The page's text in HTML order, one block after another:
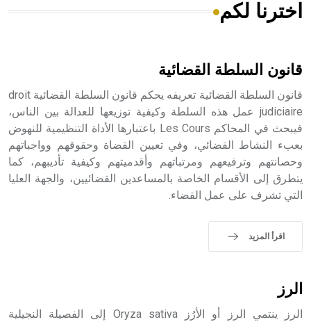
هل تعلم أن الأبسيد كلمة فرنسية اللفظ تم اعتمادها مصطلحاً
- هل تعلم أن أبجر Abgar اسم معروف جيداً يعود إلى عدد من
الملوك الذين حكموا مدينة إديسا (الرها) من أبجر الأول وحتى
التاسع، وهم ينتسبون إلى أسرة أوسروين
اخترنا لكم
قانون السلطة القضائية
قانون السلطة القضائية تعريفه يحكم قانون السلطة القضائية droit
judiciaire عمل هذه السلطة وكيفية توزيعها للعدالة بين الناس،
فيبحث في المحاكم Les Cours باعتبارها الأداة التنظيمية للنهوض
بعبء النشاط القضائي، وفي تعيين القضاة وحقوقهم وواجباتهم
وحصانتهم وترفيعهم ومرتباتهم وأقدميتهم وكيفية تأديبهم، كما
يتطرق إلى الأقسام الخاصة بالمساعدين القضائيين، والجهة العليا
التي تشرف على عمل القضاء.
اقرأ المزيد
الرز
الرز ينتمي الرز أو الأرُز Oryza sativa إلى الفصيلة النجيلية